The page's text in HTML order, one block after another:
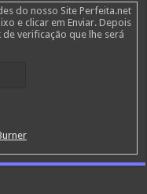
do nosso Site Perfeita.net
e clicar em Enviar. Depois
verificação que lhe será